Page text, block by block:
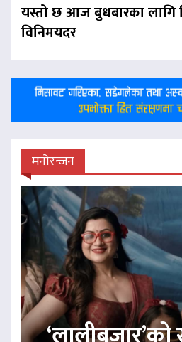
यस्तो छ आज बुधबारका लागि
विनिमयदर
मनोरन्जन